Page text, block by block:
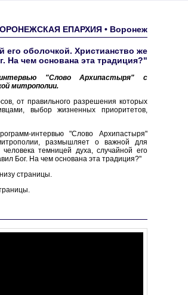
ЕПАРХИЯ • Воронеж
его оболочкой. Христианство же
На чем основана эта традиция?"
интервью "Слово Архипастыря" с
митрополии.
от правильного разрешения которых
выбор жизненных приоритетов,
интервью "Слово Архипастыря"
размышляет о важной для
темницей духа, случайной его
Бог. На чем основана эта традиция?"
страницы.